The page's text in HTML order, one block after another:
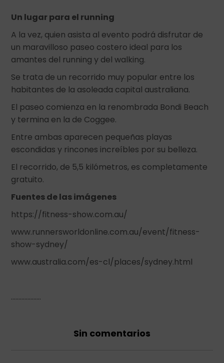
Un lugar para el running
A la vez, quien asista al evento podrá disfrutar de
un maravilloso paseo costero ideal para los
amantes del running y del walking.
Se trata de un recorrido muy popular entre los
habitantes de la asoleada capital australiana.
El paseo comienza en la renombrada Bondi Beach
y termina en la de Coggee.
Entre ambas aparecen pequeñas playas
escondidas y rincones increíbles por su belleza.
El recorrido, de 5,5 kilómetros, es completamente
gratuito.
Fuentes de las imágenes
https://fitness-show.com.au/
www.runnersworldonline.com.au/event/fitness-
show-sydney/
www.australia.com/es-cl/places/sydney.html
………………..
Sin comentarios